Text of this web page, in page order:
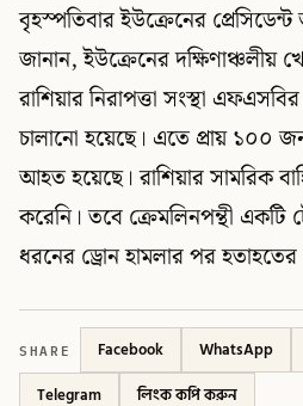
বৃহস্পতিবার ইউক্রেনের
জানান, ইউক্রেনের
রাশিয়ার নিরাপত্তা সংস্থা
চালানো হয়েছে। এতে প্রায় ১০০
আহত হয়েছে। রাশিয়ার সামরিক
করেনি। তবে ক্রেমলিনপন্থী একটি
ধরনের ড্রোন হামলার পর
SHARE Facebook WhatsApp
Telegram
লিংক কপি করুন